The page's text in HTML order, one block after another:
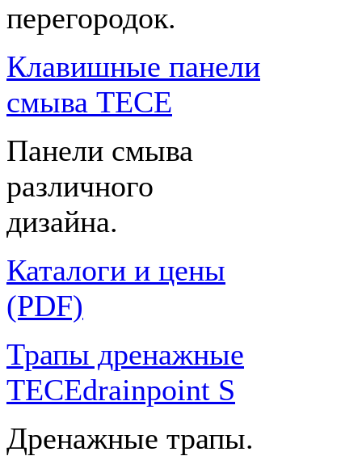
перегородок.
Клавишные панели
смыва TECE
Панели смыва
различного
дизайна.
Каталоги и цены
(PDF)
Трапы дренажные
TECEdrainpoint S
Дренажные трапы.